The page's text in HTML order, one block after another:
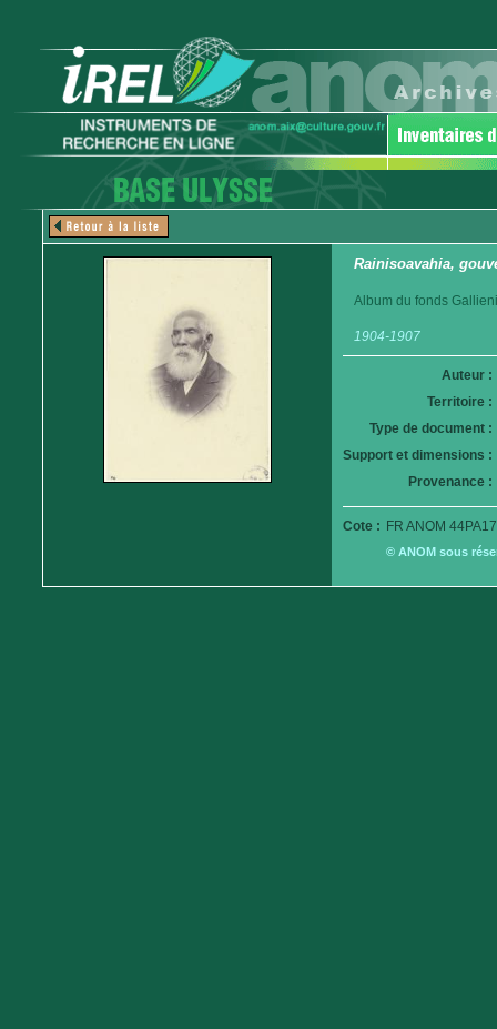
Rainisoavahia,
Album du fonds
1904-1907
Auteur :
Territoire :
Type de document :
Support et dimensions :
Provenance :
Cote : FR ANOM
© ANOM sous